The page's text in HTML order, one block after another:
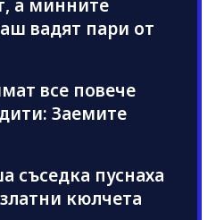
а минните
вадят пари от
все повече
Заемите
съседка пуснаха
кюлчета